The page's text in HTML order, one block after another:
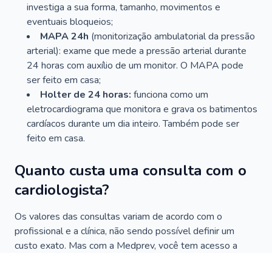
investiga a sua forma, tamanho, movimentos e
eventuais bloqueios;
MAPA 24h (monitorização ambulatorial da pressão
arterial): exame que mede a pressão arterial durante
24 horas com auxílio de um monitor. O MAPA pode
ser feito em casa;
Holter de 24 horas: funciona como um
eletrocardiograma que monitora e grava os batimentos
cardíacos durante um dia inteiro. Também pode ser
feito em casa.
Quanto custa uma consulta com o
cardiologista?
Os valores das consultas variam de acordo com o
profissional e a clínica, não sendo possível definir um
custo exato. Mas com a Medprev, você tem acesso a